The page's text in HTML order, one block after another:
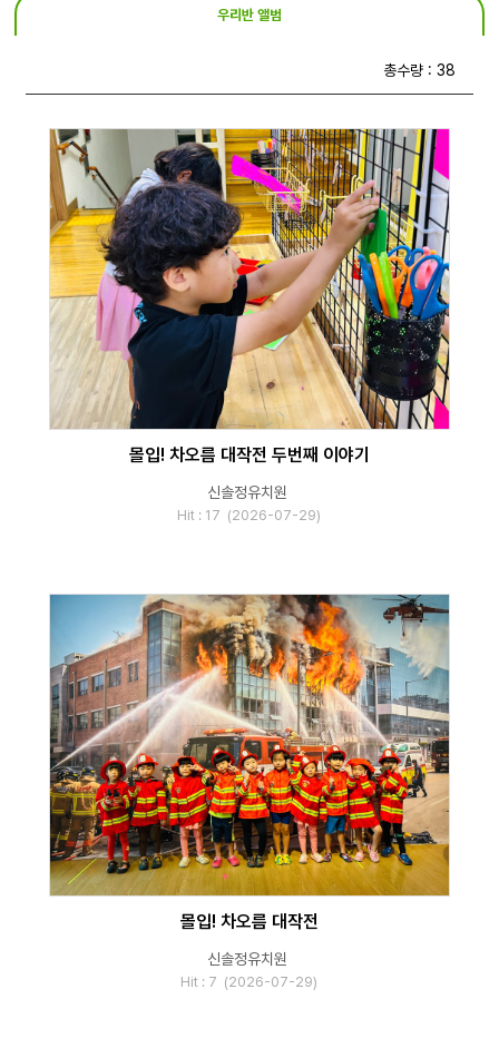
우리반 앨범
총수량 : 38
몰입! 차오름 대작전 두번째 이야기
신솔정유치원
Hit : 17 (2026-07-29)
몰입! 차오름 대작전
신솔정유치원
Hit : 7 (2026-07-29)